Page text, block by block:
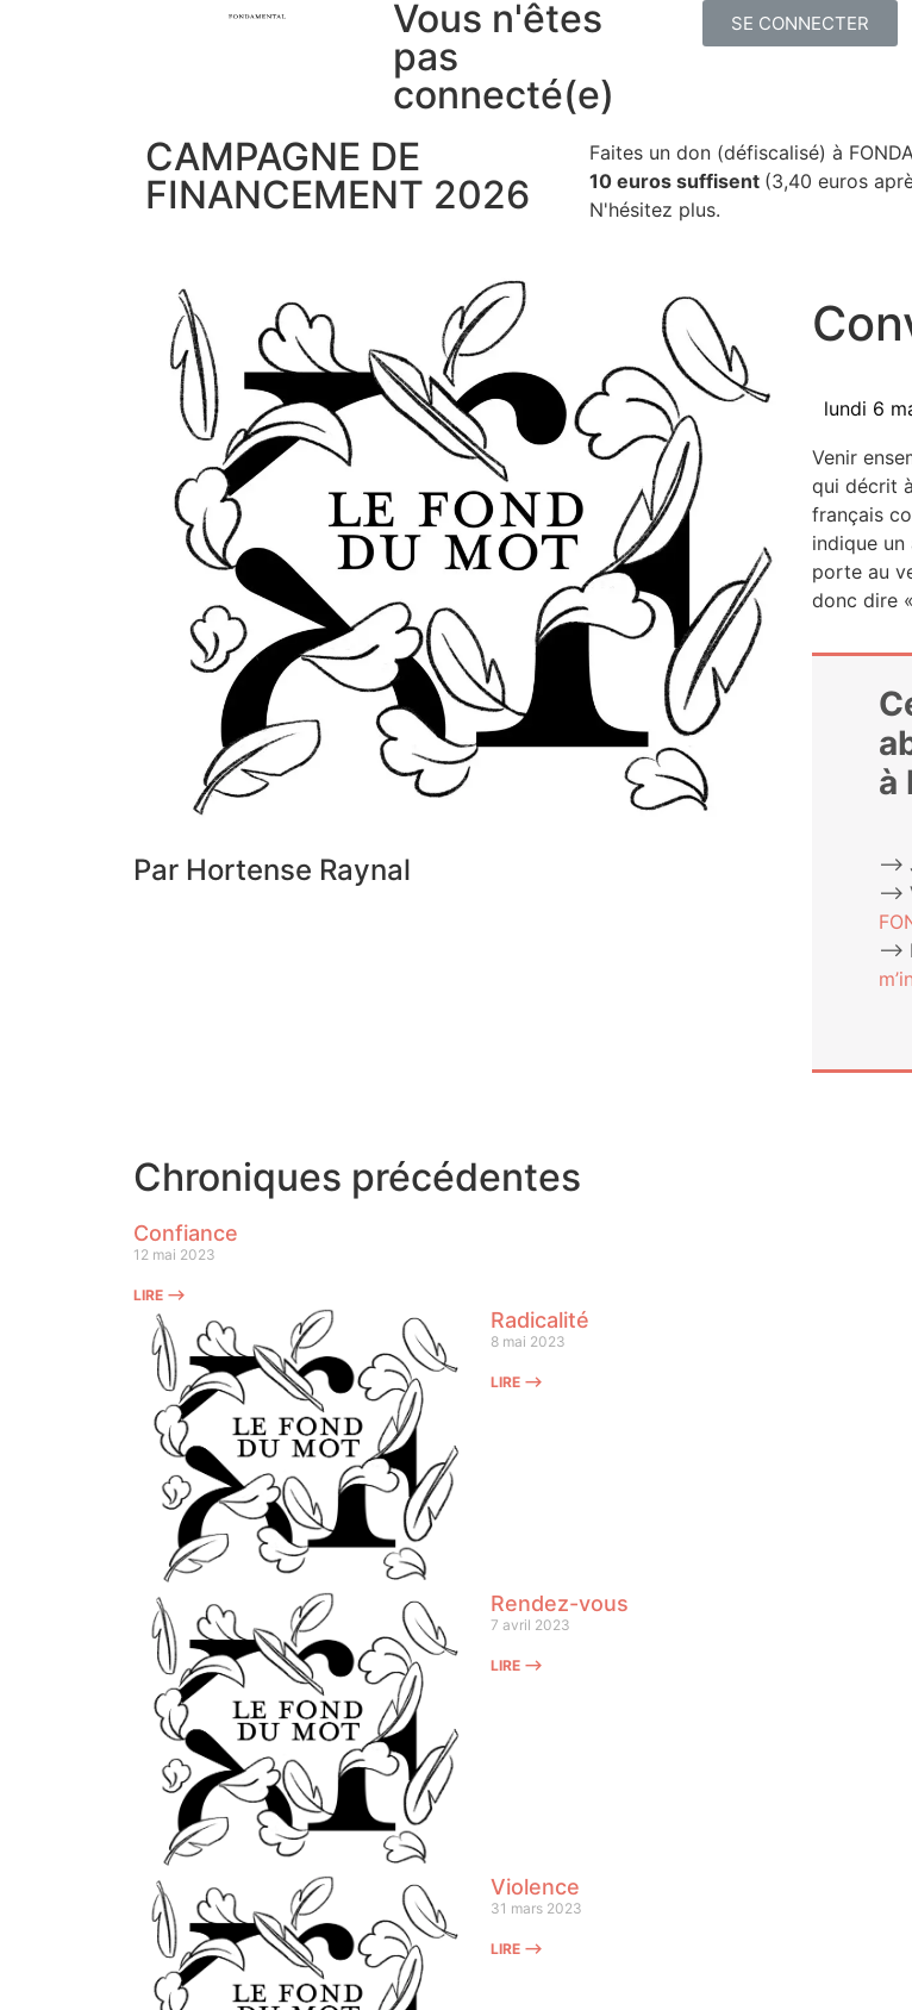
Vous n'êtes
pas
connecté(e)
SE CONNECTER
CAMPAGNE DE
FINANCEMENT 2026
Faites un don (défiscalisé) à
10 euros suffisent (3,40 euros
N'hésitez plus.
Par Hortense Raynal
lundi 6
Venir
qui décrit
fran­çais
indique
porte au
donc dire
à
⟶
⟶
⟶
Chroniques précédentes
Confiance
12 mai 2023
LIRE ⟶
Radicalité
8 mai 2023
LIRE ⟶
Rendez-vous
7 avril 2023
LIRE ⟶
Violence
31 mars 2023
LIRE ⟶